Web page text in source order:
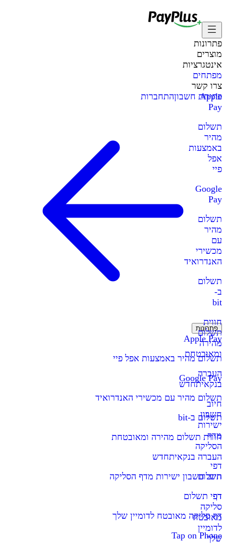
פתרונות
מוצרים
אינטגרציות
מפתחים
צרו קשר
Apple
Pay
תשלום
מהיר
באמצעות
אפל
פיי
Google
Pay
תשלום
מהיר
עם
מכשירי
האנדרואיד
תשלום
ב-
bit
חווית
תשלום
מהירה
ומאובטחת
העברה
בנקאיתחדש
חיוב
חשבון
ישירות
מדף
הסליקה
דפי
תשלום
דף
סליקה
מאובטח
לדומיין
שלך
פתיחת חשבוןהתחברות
פתרונות
Apple Pay
תשלום מהיר באמצעות אפל פיי
Google Pay
תשלום מהיר עם מכשירי האנדרואיד
תשלום ב-bit
חווית תשלום מהירה ומאובטחת
העברה בנקאיתחדש
חיוב חשבון ישירות מדף הסליקה
דפי תשלום
דף סליקה מאובטח לדומיין שלך
Tap on Phone